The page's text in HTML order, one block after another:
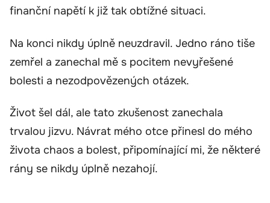
finanční napětí k již tak obtížné situaci.
Na konci nikdy úplně neuzdravil. Jedno ráno tiše
zemřel a zanechal mě s pocitem nevyřešené
bolesti a nezodpovězených otázek.
Život šel dál, ale tato zkušenost zanechala
trvalou jizvu. Návrat mého otce přinesl do mého
života chaos a bolest, připomínající mi, že některé
rány se nikdy úplně nezahojí.